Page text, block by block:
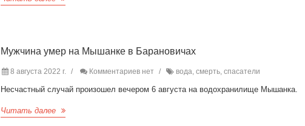
Мужчина умер на Мышанке в Барановичах
8 августа 2022 г. Комментариев нет вода, смерть, спасатели
Несчастный случай произошел вечером 6 августа на водохранилище Мышанка.
Читать далее